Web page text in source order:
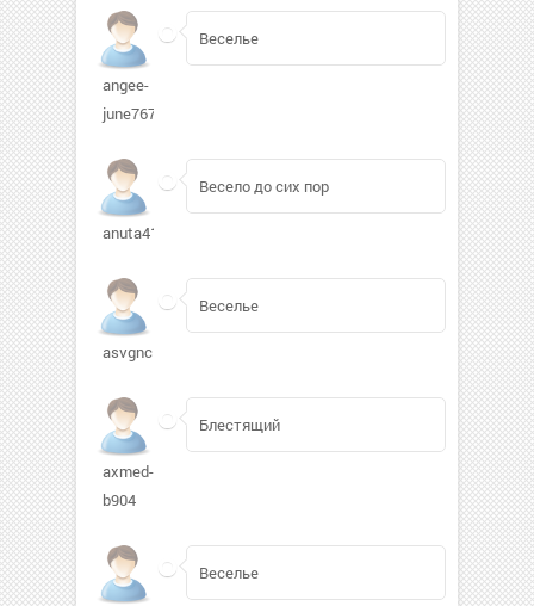
angee-
june767
Веселье
anuta414637
Весело до сих пор
asvgnc
Веселье
axmed-
b904
Блестящий
Веселье